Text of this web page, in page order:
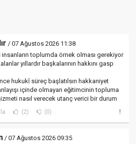
/ 07 Ağustos 2026 11:38
insanların toplumda örnek olması gerekiyor
yıllardır başkalarının hakkını gasp
hukukî süreç başlatılsın hakkaniyet
içinde olmayan eğitimcinin topluma
nasıl verecek utanç verici bir durum
(2) (0)
/ 07 Ağustos 2026 09:35